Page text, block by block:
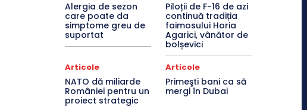
Alergia de sezon
care poate da
simptome greu de
suportat
Piloții de F-16 de azi
continuă tradiția
faimosului Horia
Agarici, vânător de
bolșevici
Articole
NATO dă miliarde
României pentru un
proiect strategic
Articole
Primeşti bani ca să
mergi în Dubai